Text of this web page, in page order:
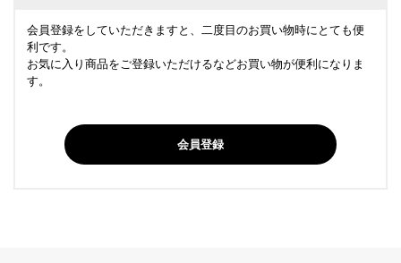
会員登録をしていただきますと、二度目のお買い物時にとても便
利です。
お気に入り商品をご登録いただけるなどお買い物が便利になりま
す。
会員登録